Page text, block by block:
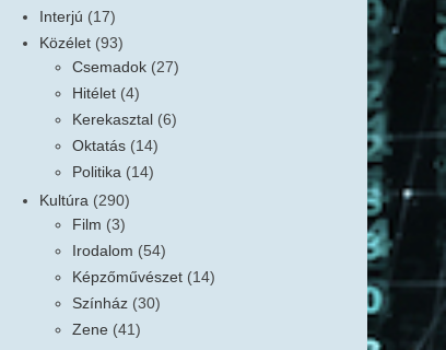
Interjú (17)
Közélet (93)
Csemadok (27)
Hitélet (4)
Kerekasztal (6)
Oktatás (14)
Politika (14)
Kultúra (290)
Film (3)
Irodalom (54)
Képzőművészet (14)
Színház (30)
Zene (41)